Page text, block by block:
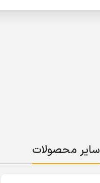
سایر محصولات